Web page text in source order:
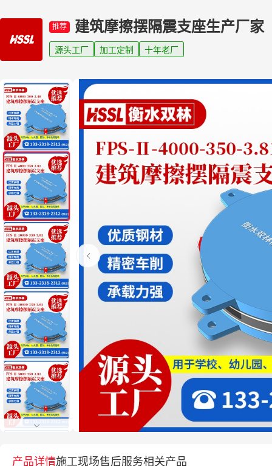
推荐 建筑摩擦摆隔震支座生产厂家
源头工厂 加工定制 十年老厂
产品详情施工现场售后服务相关产品